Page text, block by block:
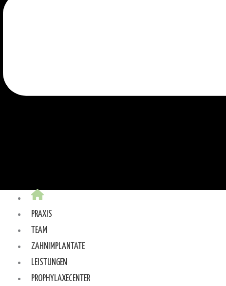
PRAXIS
TEAM
ZAHNIMPLANTATE
LEISTUNGEN
PROPHYLAXECENTER